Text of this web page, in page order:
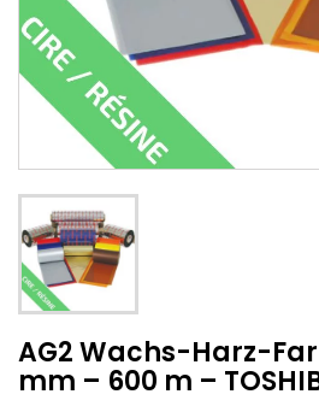
AG2 Wachs-Harz-
mm – 600 m –